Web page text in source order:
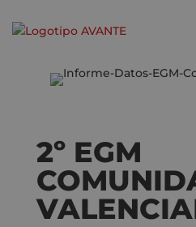
2º EGM